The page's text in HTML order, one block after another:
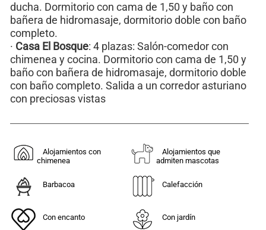
ducha. Dormitorio con cama de 1,50 y baño con
bañera de hidromasaje, dormitorio doble con baño
completo.
· Casa El Bosque: 4 plazas: Salón-comedor con
chimenea y cocina. Dormitorio con cama de 1,50 y
baño con bañera de hidromasaje, dormitorio doble
con baño completo. Salida a un corredor asturiano
con preciosas vistas
Alojamientos con
chimenea
Alojamientos que
admiten mascotas
Barbacoa Calefacción
Con encanto Con jardín